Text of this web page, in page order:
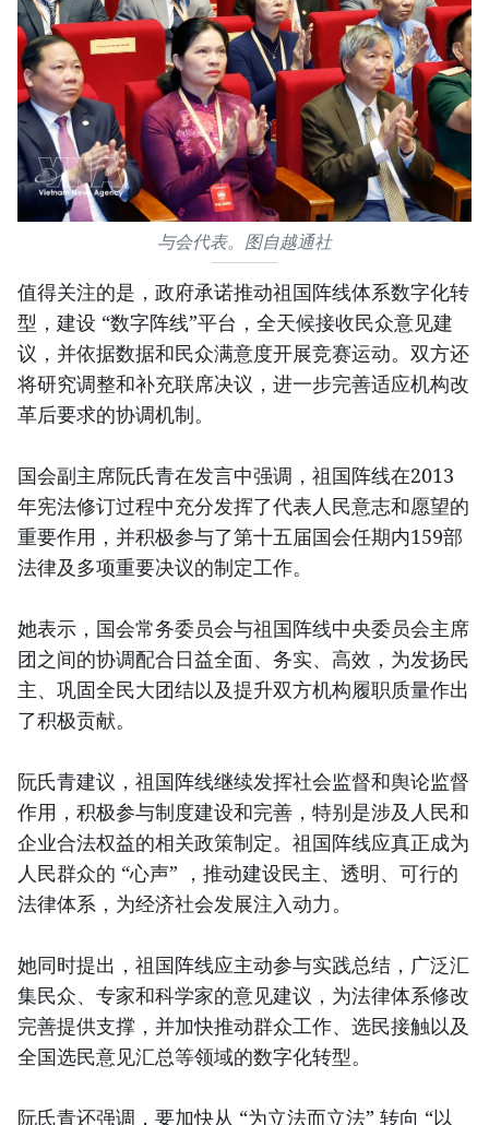
与会代表。图自越通社
值得关注的是，政府承诺推动祖国阵线体系数字化转
型，建设 “数字阵线”平台，全天候接收民众意见建
议，并依据数据和民众满意度开展竞赛运动。双方还
将研究调整和补充联席决议，进一步完善适应机构改
革后要求的协调机制。
国会副主席阮氏青在发言中强调，祖国阵线在2013
年宪法修订过程中充分发挥了代表人民意志和愿望的
重要作用，并积极参与了第十五届国会任期内159部
法律及多项重要决议的制定工作。
她表示，国会常务委员会与祖国阵线中央委员会主席
团之间的协调配合日益全面、务实、高效，为发扬民
主、巩固全民大团结以及提升双方机构履职质量作出
了积极贡献。
阮氏青建议，祖国阵线继续发挥社会监督和舆论监督
作用，积极参与制度建设和完善，特别是涉及人民和
企业合法权益的相关政策制定。祖国阵线应真正成为
人民群众的 “心声” ，推动建设民主、透明、可行的
法律体系，为经济社会发展注入动力。
她同时提出，祖国阵线应主动参与实践总结，广泛汇
集民众、专家和科学家的意见建议，为法律体系修改
完善提供支撑，并加快推动群众工作、选民接触以及
全国选民意见汇总等领域的数字化转型。
阮氏青还强调，要加快从 “为立法而立法” 转向 “以